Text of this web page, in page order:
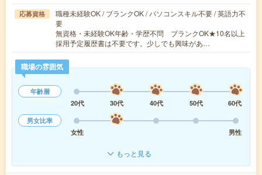
応募資格
職種未経験OK / ブランクOK / パソコンスキル不要 / 英語力不
要
無資格・未経験OK年齢・学歴不問 ブランクOK★10名以上
採用予定履歴書は不要です。少しでも興味があ…
職場の雰囲気
年齢層
20代
30代 40代 50代
60代
男女比率
女性
男性
もっと見る